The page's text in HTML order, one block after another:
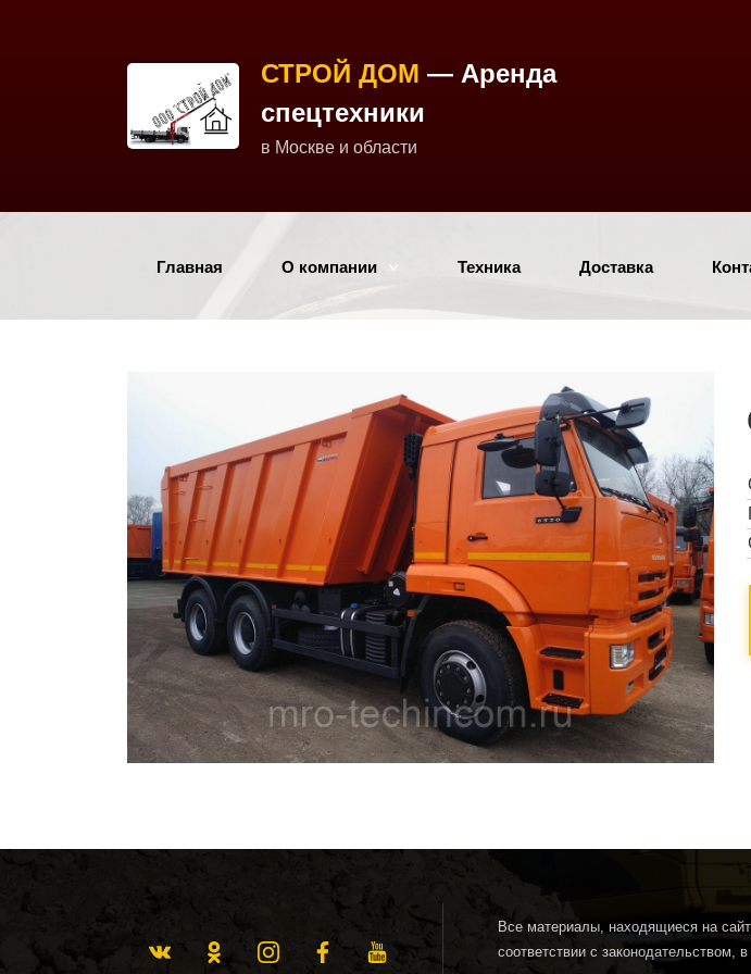
СТРОЙ ДОМ — Аренда
спецтехники
в Москве и области
Главная О компании Техника Доставка
Все материалы, находящиеся на
соответствии с законодательством,